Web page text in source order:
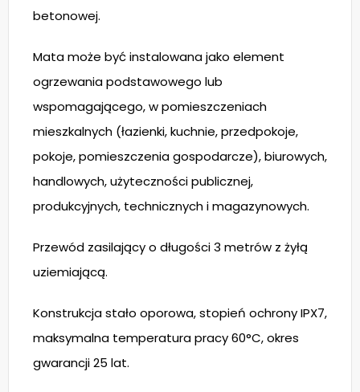
betonowej.
Mata może być instalowana jako element
ogrzewania podstawowego lub
wspomagającego, w pomieszczeniach
mieszkalnych (łazienki, kuchnie, przedpokoje,
pokoje, pomieszczenia gospodarcze), biurowych,
handlowych, użyteczności publicznej,
produkcyjnych, technicznych i magazynowych.
Przewód zasilający o długości 3 metrów z żyłą
uziemiającą.
Konstrukcja stało oporowa, stopień ochrony IPX7,
maksymalna temperatura pracy 60°C, okres
gwarancji 25 lat.